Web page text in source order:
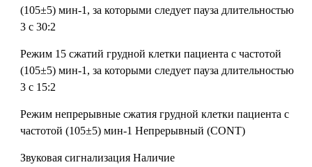
(105±5) мин-1, за которыми следует пауза длительностью
3 с30:2
Режим 15 сжатий грудной клетки пациента с частотой
(105±5) мин-1, за которыми следует пауза длительностью
3 с 15:2
Режим непрерывные сжатия грудной клетки пациента с
частотой (105±5) мин-1Непрерывный (CONT)
Звуковая сигнализацияНаличие